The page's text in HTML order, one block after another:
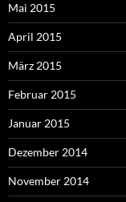
Mai 2015
April 2015
März 2015
Februar 2015
Januar 2015
Dezember 2014
November 2014